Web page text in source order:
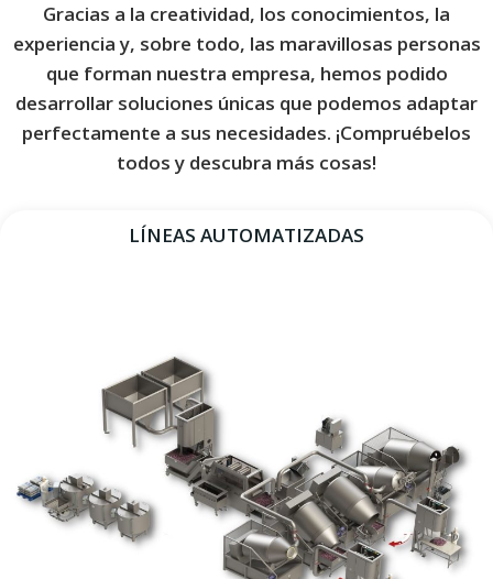
Gracias a la creatividad, los conocimientos, la
experiencia y, sobre todo, las maravillosas personas
que forman nuestra empresa, hemos podido
desarrollar soluciones únicas que podemos adaptar
perfectamente a sus necesidades. ¡Compruébelos
todos y descubra más cosas!
LÍNEAS AUTOMATIZADAS